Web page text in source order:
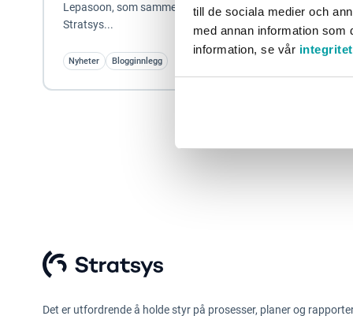
till de sociala medier och
med annan information som
information, se vår
Lepasoon, som sammen med Magnus Pernvik grunnla
Stratsys...
Nyheter Blogginnlegg
Det er utfordrende å holde styr på prosesser, planer og